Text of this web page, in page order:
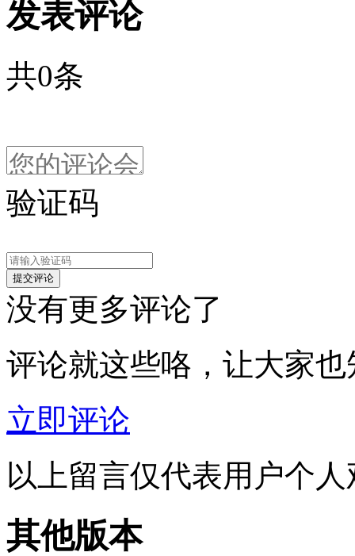
发表评论
共0条
验证码
没有更多评论了
评论就这些咯，让大家
立即评论
以上留言仅代表用户个
其他版本